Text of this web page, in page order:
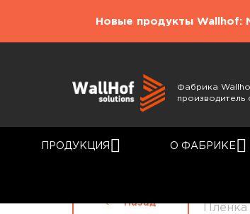
Новые продукты Wallhof:
Фабрика
производитель
ПРОДУКЦИЯ О ФАБРИКЕ
Назад